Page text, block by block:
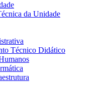
da Unidade
Técnico Didático